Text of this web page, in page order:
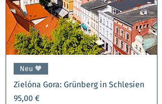
Neu 🧡
Zielóna Gora: Grünberg in Schlesien
Preis
95,00 €